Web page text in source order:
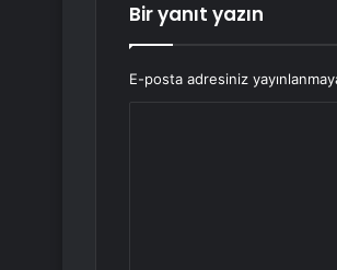
Bir yanıt yazın
E-posta adresiniz